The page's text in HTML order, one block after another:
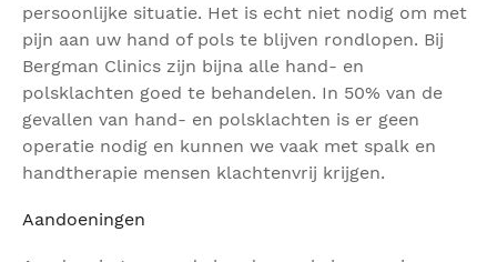
persoonlijke situatie. Het is echt niet nodig om met
pijn aan uw hand of pols te blijven rondlopen. Bij
Bergman Clinics zijn bijna alle hand- en
polsklachten goed te behandelen. In 50% van de
gevallen van hand- en polsklachten is er geen
operatie nodig en kunnen we vaak met spalk en
handtherapie mensen klachtenvrij krijgen.
Aandoeningen